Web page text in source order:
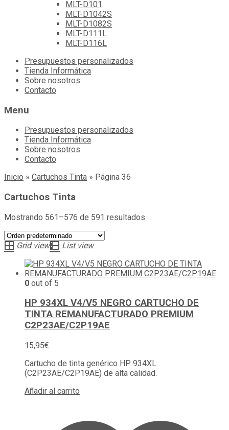
MLT-D101
MLT-D1042S
MLT-D1082S
MLT-D111L
MLT-D116L
Skip
content
Presupuestos personalizados
Tienda Informática
Sobre nosotros
Contacto
Menu
Presupuestos personalizados
Tienda Informática
Sobre nosotros
Contacto
Inicio » Cartuchos Tinta » Página 36
Cartuchos Tinta
Mostrando 561–576 de 591 resultados
Grid view List view
0 out of 5
HP 934XL V4/V5 NEGRO CARTUCHO DE
TINTA REMANUFACTURADO PREMIUM
C2P23AE/C2P19AE
15,95€
Cartucho de tinta genérico HP 934XL
(C2P23AE/C2P19AE) de alta calidad.
Añadir al carrito